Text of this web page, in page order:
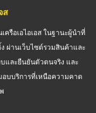
ส
รือเอไอเอส ในฐานะผู้นำที่
ผ่านเว็บไซต์รวมสินค้าและ
และยืนยันตัวตนจริง และ
บบริการที่เหนือความคาด